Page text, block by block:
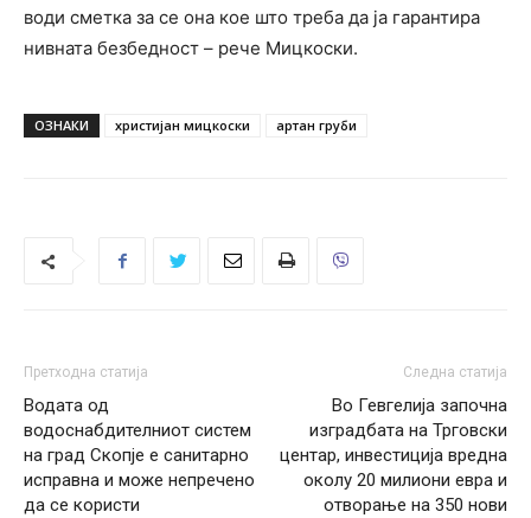
води сметка за се она кое што треба да ја гарантира
нивната безбедност – рече Мицкоски.
ОЗНАКИ христијан мицкоски артан груби
Претходна статија
Водата од
водоснабдителниот систем
на град Скопје е санитарно
исправна и може непречено
да се користи
Следна статија
Во Гевгелија започна
изградбата на Трговски
центар, инвестиција вредна
околу 20 милиони евра и
отворање на 350 нови